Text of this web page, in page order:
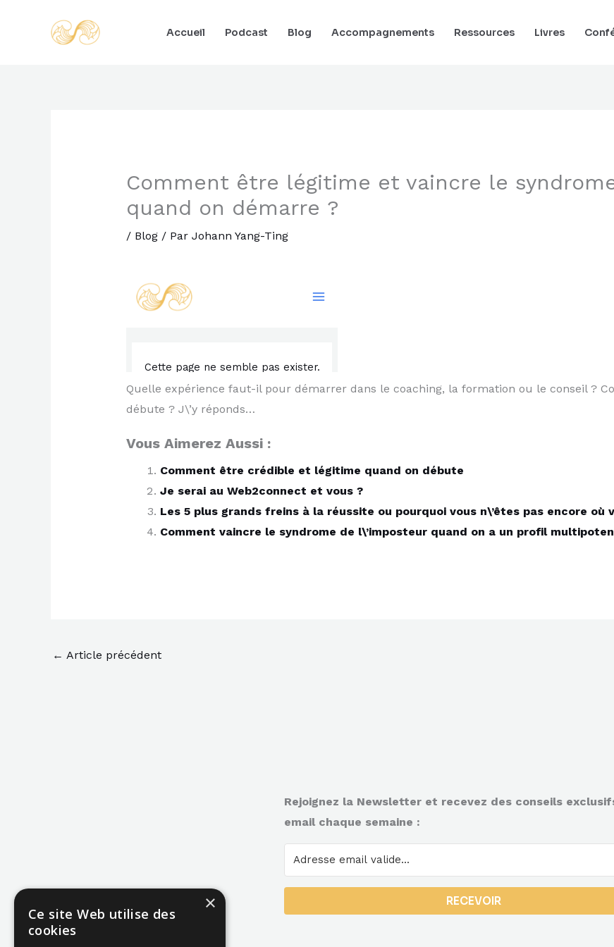
Accueil Podcast Blog Accompagnements Ressources Livres
Comment être légitime et vaincre le
quand on démarre ?
/ Blog/ Par Johann Yang-Ting
Quelle expérience faut-il pour démarrer dans le coaching, la formation ou le conseil ?
débute ? J\’y réponds…
Vous Aimerez Aussi :
Comment être crédible et légitime quand on débute
Je serai au Web2connect et vous ?
Les 5 plus grands freins à la réussite ou pourquoi vous n\’êtes pas encore où
Comment vaincre le syndrome de l\’imposteur quand on a un profil
← Article précédent
Rejoignez la Newsletter et recevez des conseils
email chaque semaine :
RECEVOIR
×
Ce site Web utilise des
cookies